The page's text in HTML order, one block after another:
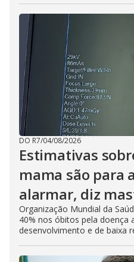
DO R7/04/08/2026
Estimativas
mama são para
alarmar, diz
Organização Mundial da
40% nos óbitos pela doença
desenvolvimento e de baixa